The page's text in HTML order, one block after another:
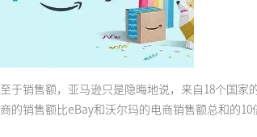
至于销售额，亚马逊只是隐晦地说，来自18个国家
商的销售额比eBay和沃尔玛的电商销售额总和的10